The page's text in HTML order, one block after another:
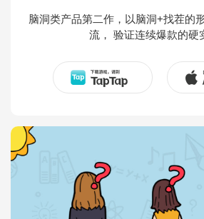
脑洞类产品第二作，以脑洞+找茬的
流， 验证连续爆款的硬